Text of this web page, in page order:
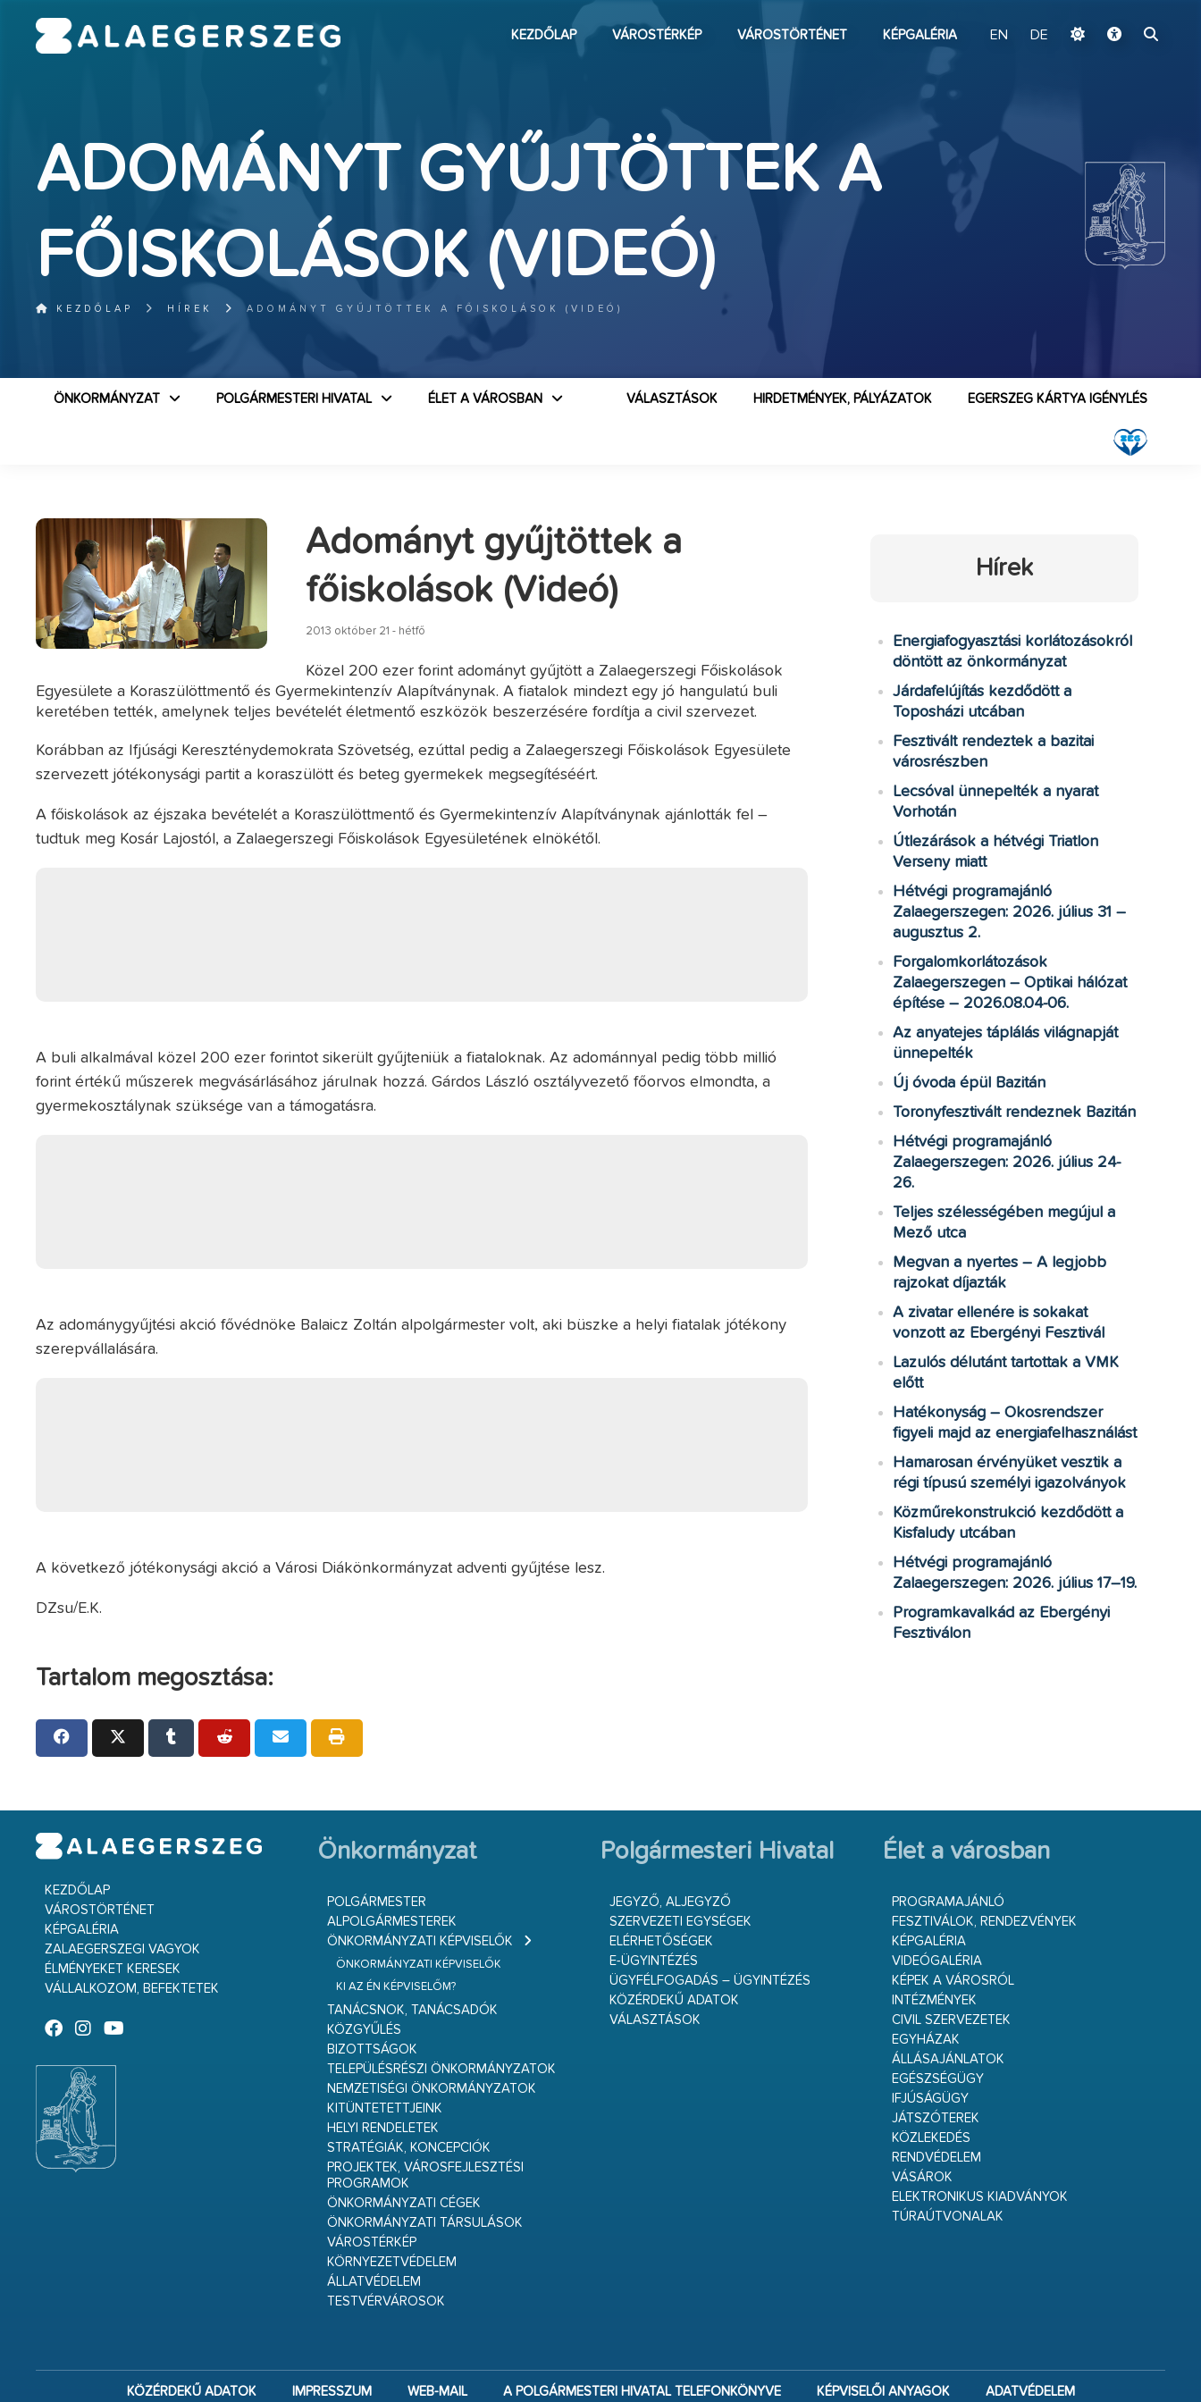
KEZDŐLAP VÁROSTÉRKÉP VÁROSTÖRTÉNET KÉPGALÉRIA EN DE
ADOMÁNYT GYŰJTÖTTEK A
FŐISKOLÁSOK (VIDEÓ)
KEZDŐLAP HÍREK ADOMÁNYT GYŰJTÖTTEK A FŐISKOLÁSOK (VIDEÓ)
ÖNKORMÁNYZAT POLGÁRMESTERI HIVATAL ÉLET A VÁROSBAN EGERSZEG KÁRTYA IGÉNYLÉS
HIRDETMÉNYEK, PÁLYÁZATOK
VÁLASZTÁSOK
Adományt gyűjtöttek a
főiskolások (Videó)
2013 október 21 - hétfő
Közel 200 ezer forint adományt gyűjtött a Zalaegerszegi Főiskolások
Egyesülete a Koraszülöttmentő és Gyermekintenzív Alapítványnak. A fiatalok mindezt egy jó hangulatú buli
keretében tették, amelynek teljes bevételét életmentő eszközök beszerzésére fordítja a civil szervezet.
Korábban az Ifjúsági Kereszténydemokrata Szövetség, ezúttal pedig a Zalaegerszegi Főiskolások Egyesülete
szervezett jótékonysági partit a koraszülött és beteg gyermekek megsegítéséért.
A főiskolások az éjszaka bevételét a Koraszülöttmentő és Gyermekintenzív Alapítványnak ajánlották fel –
tudtuk meg Kosár Lajostól, a Zalaegerszegi Főiskolások Egyesületének elnökétől.
A buli alkalmával közel 200 ezer forintot sikerült gyűjteniük a fiataloknak. Az adománnyal pedig több millió
forint értékű műszerek megvásárlásához járulnak hozzá. Gárdos László osztályvezető főorvos elmondta, a
gyermekosztálynak szüksége van a támogatásra.
Az adománygyűjtési akció fővédnöke Balaicz Zoltán alpolgármester volt, aki büszke a helyi fiatalak jótékony
szerepvállalására.
A következő jótékonysági akció a Városi Diákönkormányzat adventi gyűjtése lesz.
DZsu/E.K.
Tartalom megosztása:
Hírek
Energiafogyasztási korlátozásokról
döntött az önkormányzat
Járdafelújítás kezdődött a
Toposházi utcában
Fesztivált rendeztek a bazitai
városrészben
Lecsóval ünnepelték a nyarat
Vorhotán
Útlezárások a hétvégi Triatlon
Verseny miatt
Hétvégi programajánló
Zalaegerszegen: 2026. július 31 –
augusztus 2.
Forgalomkorlátozások
Zalaegerszegen – Optikai hálózat
építése – 2026.08.04-06.
Az anyatejes táplálás világnapját
ünnepelték
Új óvoda épül Bazitán
Toronyfesztivált rendeznek Bazitán
Hétvégi programajánló
Zalaegerszegen: 2026. július 24-
26.
Teljes szélességében megújul a
Mező utca
Megvan a nyertes – A legjobb
rajzokat díjazták
A zivatar ellenére is sokakat
vonzott az Ebergényi Fesztivál
Lazulós délutánt tartottak a VMK
előtt
Hatékonyság – Okosrendszer
figyeli majd az energiafelhasználást
Hamarosan érvényüket vesztik a
régi típusú személyi igazolványok
Közműrekonstrukció kezdődött a
Kisfaludy utcában
Hétvégi programajánló
Zalaegerszegen: 2026. július 17–19.
Programkavalkád az Ebergényi
Fesztiválon
KEZDŐLAP
VÁROSTÖRTÉNET
KÉPGALÉRIA
ZALAEGERSZEGI VAGYOK
ÉLMÉNYEKET KERESEK
VÁLLALKOZOM, BEFEKTETEK
Önkormányzat
POLGÁRMESTER
ALPOLGÁRMESTEREK
ÖNKORMÁNYZATI KÉPVISELŐK
ÖNKORMÁNYZATI KÉPVISELŐK
KI AZ ÉN KÉPVISELŐM?
TANÁCSNOK, TANÁCSADÓK
KÖZGYŰLÉS
BIZOTTSÁGOK
TELEPÜLÉSRÉSZI ÖNKORMÁNYZATOK
NEMZETISÉGI ÖNKORMÁNYZATOK
KITÜNTETETTJEINK
HELYI RENDELETEK
STRATÉGIÁK, KONCEPCIÓK
PROJEKTEK, VÁROSFEJLESZTÉSI
PROGRAMOK
ÖNKORMÁNYZATI CÉGEK
ÖNKORMÁNYZATI TÁRSULÁSOK
VÁROSTÉRKÉP
KÖRNYEZETVÉDELEM
ÁLLATVÉDELEM
TESTVÉRVÁROSOK
Polgármesteri Hivatal
JEGYZŐ, ALJEGYZŐ
SZERVEZETI EGYSÉGEK
ELÉRHETŐSÉGEK
E-ÜGYINTÉZÉS
ÜGYFÉLFOGADÁS – ÜGYINTÉZÉS
KÖZÉRDEKŰ ADATOK
VÁLASZTÁSOK
Élet a városban
PROGRAMAJÁNLÓ
FESZTIVÁLOK, RENDEZVÉNYEK
KÉPGALÉRIA
VIDEÓGALÉRIA
KÉPEK A VÁROSRÓL
INTÉZMÉNYEK
CIVIL SZERVEZETEK
EGYHÁZAK
ÁLLÁSAJÁNLATOK
EGÉSZSÉGÜGY
IFJÚSÁGÜGY
JÁTSZÓTEREK
KÖZLEKEDÉS
RENDVÉDELEM
VÁSÁROK
ELEKTRONIKUS KIADVÁNYOK
TÚRAÚTVONALAK
KÖZÉRDEKŰ ADATOK IMPRESSZUM WEB-MAIL A POLGÁRMESTERI HIVATAL TELEFONKÖNYVE KÉPVISELŐI ANYAGOK ADATVÉDELEM